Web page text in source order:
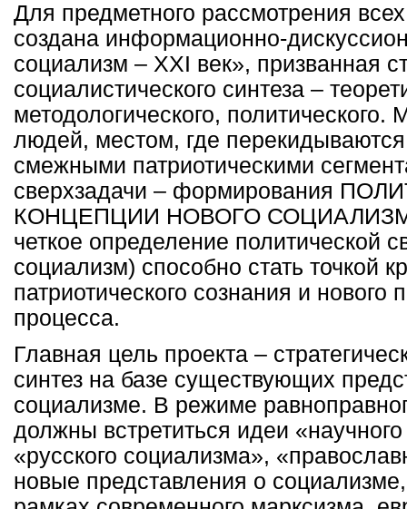
Для предметного рассмотрения
создана информационно-
социализм – XXI век», призванная
социалистического синтеза –
методологического,
людей, местом, где
смежными патриотическими
сверхзадачи – формирования
КОНЦЕПЦИИ НОВОГО
четкое определение политической
социализм) способно стать точкой
патриотического сознания и нового
процесса.
Главная цель проекта –
синтез на базе существующих
социализме. В режиме
должны встретиться идеи
«русского социализма»,
новые представления о